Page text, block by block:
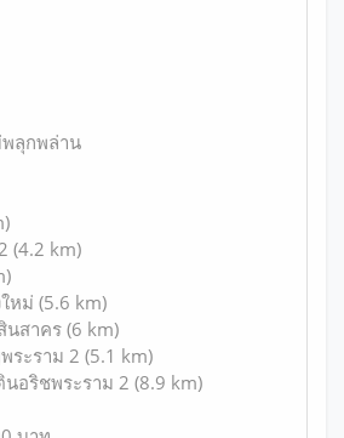
ลุกพล่าน
(4.2 km)
หม่ (5.6 km)
สาคร (6 km)
ระราม 2 (5.1 km)
นอริชพระราม 2 (8.9 km)